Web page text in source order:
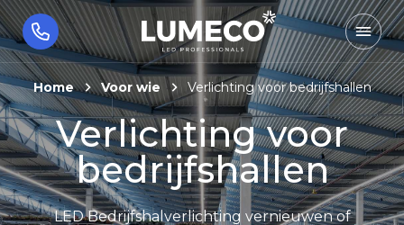
Home Voor wie Verlichting voor bedrijfshallen
Verlichting voor
bedrijfshallen
LED Bedrijfshalverlichting vernieuwen of